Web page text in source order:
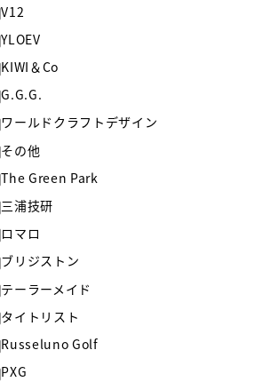
V12
YLOEV
KIWI＆Co
G.G.G.
ワールドクラフトデザイン
その他
The Green Park
三浦技研
ロマロ
ブリジストン
テーラーメイド
タイトリスト
Russeluno Golf
PXG